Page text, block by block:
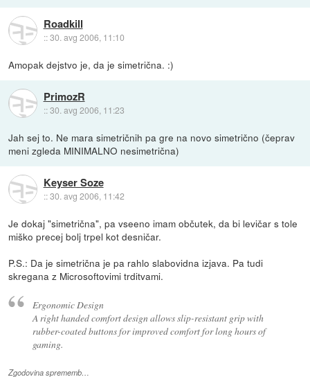
Roadkill
::30. avg 2006, 11:10
Amopak dejstvo je, da je simetrična. :)
PrimozR
::30. avg 2006, 11:23
Jah sej to. Ne mara simetričnih pa gre na novo simetrično (čeprav
meni zgleda MINIMALNO nesimetrična)
Keyser Soze
::30. avg 2006, 11:42
Je dokaj "simetrična", pa vseeno imam občutek, da bi levičar s tole
miško precej bolj trpel kot desničar.
P.S.: Da je simetrična je pa rahlo slabovidna izjava. Pa tudi
skregana z Microsoftovimi trditvami.
Ergonomic Design
A right handed comfort design allows slip-resistant grip with
rubber-coated buttons for improved comfort for long hours of
gaming.
Zgodovina sprememb…